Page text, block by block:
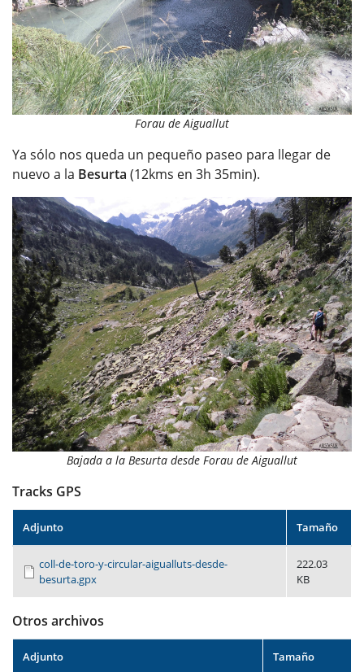
Forau de Aiguallut
Ya sólo nos queda un pequeño paseo para llegar de
nuevo a la Besurta (12kms en 3h 35min).
Bajada a la Besurta desde Forau de Aiguallut
Tracks GPS
Adjunto Tamaño
coll-de-toro-y-circular-aigualluts-desde-
besurta.gpx
222.03
KB
Otros archivos
Adjunto Tamaño